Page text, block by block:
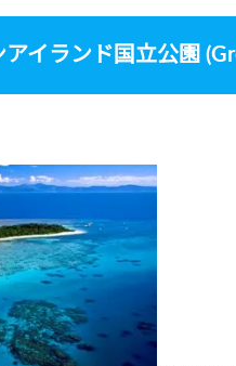
アイランド国立公園